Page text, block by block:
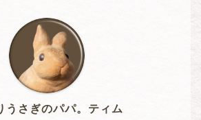
うさぎのパパ。ティム